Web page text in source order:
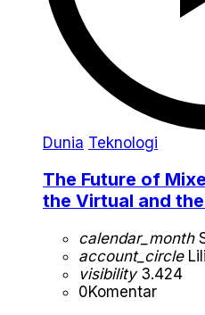
Dunia Teknologi
The Future of
the Virtual and the
calendar_month
account_circle
visibility3.424
0Komentar